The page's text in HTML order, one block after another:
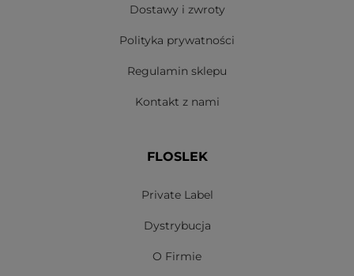
Dostawy i zwroty
Polityka prywatności
Regulamin sklepu
Kontakt z nami
FLOSLEK
Private Label
Dystrybucja
O Firmie